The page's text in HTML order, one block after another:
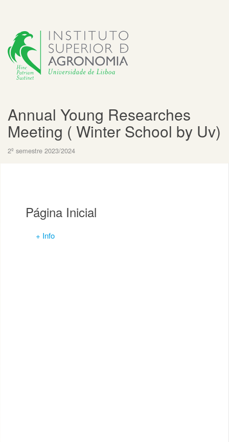
Annual Young Researches
Meeting ( Winter School by Uv)
2º semestre 2023/2024
Página Inicial
+ Info